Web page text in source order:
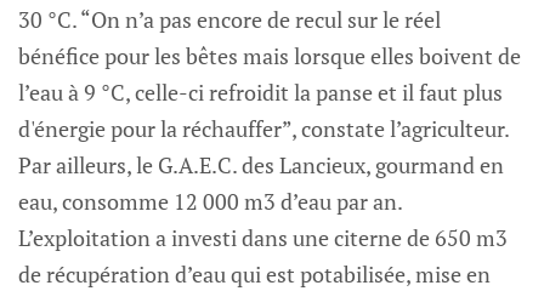
30 °C. “On n’a pas encore de recul sur le réel
bénéfice pour les bêtes mais lorsque elles boivent de
l’eau à 9 °C, celle-ci refroidit la panse et il faut plus
d'énergie pour la réchauffer”, constate l’agriculteur.
Par ailleurs, le G.A.E.C. des Lancieux, gourmand en
eau, consomme 12 000 m3 d’eau par an.
L’exploitation a investi dans une citerne de 650 m3
de récupération d’eau qui est potabilisée, mise en